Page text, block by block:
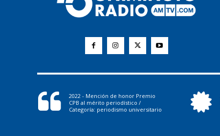
2022 - Mención de honor Premio
CPB al mérito periodístico /
Categoría: periodismo universitario